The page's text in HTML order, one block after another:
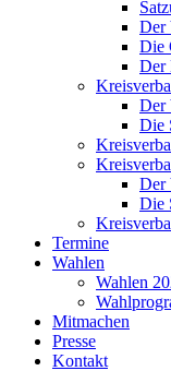
Der
Die
Der
Der
Die
Der
Die
Termine
Wahlen
Wahlen
Mitmachen
Presse
Kontakt